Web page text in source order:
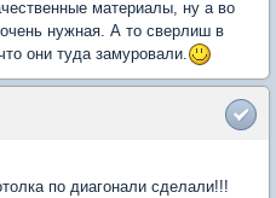
материалы, ну а во
нужная. А то сверлиш в
они туда замуровали.
по диагонали сделали!!!